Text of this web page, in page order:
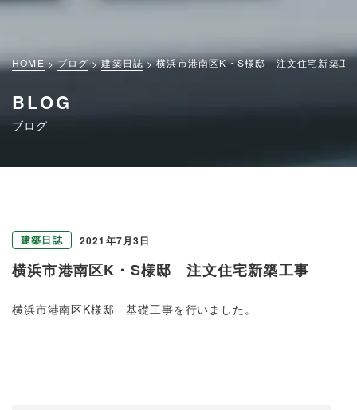
HOME ブログ 建築日誌 横浜市港南区K・S様邸 注文住宅新築工
BLOG
ブログ
建築日誌 2021年7月3日
横浜市港南区K・S様邸 注文住宅新築工事
横浜市港南区K様邸 基礎工事を行いました。